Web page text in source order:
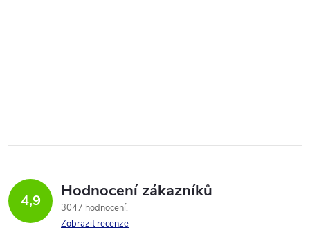
4,9 Hodnocení zákazníků
3047 hodnocení
Zobrazit recenze